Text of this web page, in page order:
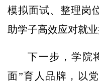
模拟面试、整理岗
助学子高效应对就
下一步，学院
面”育人品牌，以